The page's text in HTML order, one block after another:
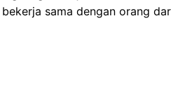
sama dengan orang